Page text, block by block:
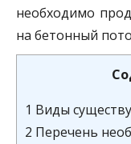
необходимо
на бетонный
1 Виды
2 Перечень